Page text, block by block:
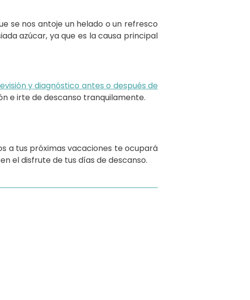
se nos antoje un helado o un refresco
azúcar, ya que es la causa principal
y diagnóstico antes o después de
e irte de descanso tranquilamente.
a tus próximas vacaciones te ocupará
el disfrute de tus días de descanso.